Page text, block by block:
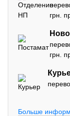
грн.
грн.
Больше